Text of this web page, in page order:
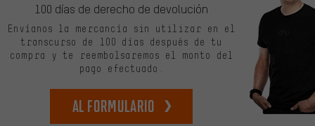
100 días de derecho de devolución
Envíanos la mercancía sin utilizar en el
transcurso de 100 días después de tu
compra y te reembolsaremos el monto del
pago efectuado.
Al formulario